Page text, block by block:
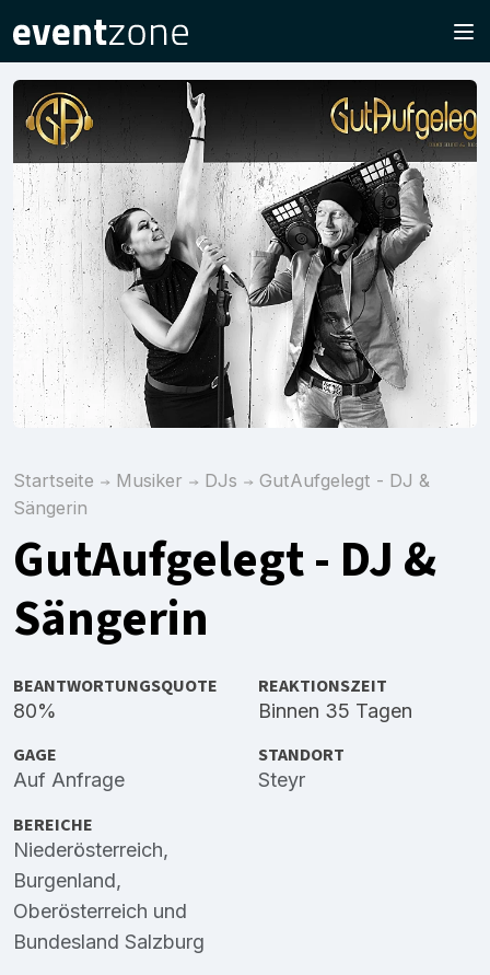
Startseite Musiker DJs
GutAufgelegt - DJ &
Sängerin
GutAufgelegt - DJ &
Sängerin
BEANTWORTUNGSQUOTE
80%
REAKTIONSZEIT
Binnen 35 Tagen
GAGE
Auf Anfrage
STANDORT
Steyr
BEREICHE
Niederösterreich,
Burgenland,
Oberösterreich und
Bundesland Salzburg